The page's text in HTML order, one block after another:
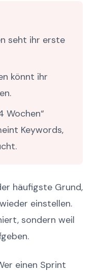
seht ihr erste
könnt ihr
Wochen“
Keywords,
häufigste Grund,
einstellen.
sondern weil
einen Sprint